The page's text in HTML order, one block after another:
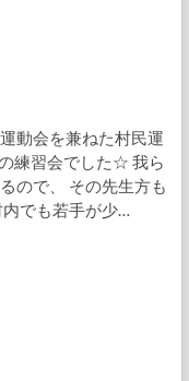
動会を兼ねた村民運
練習会でした☆ 我ら
ので、 その先生方も
内でも若手が少…